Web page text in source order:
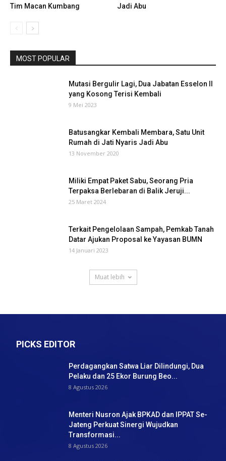
Tim Macan Kumbang
Jadi Abu
MOST POPULAR
Mutasi Bergulir Lagi, Dua Jabatan Esselon II
yang Kosong Terisi Kembali
9 Mei 2023
Batusangkar Kembali Membara, Satu Unit
Rumah di Jati Nyaris Jadi Abu
13 November 2020
Miliki Empat Paket Sabu, Seorang Pria
Terpaksa Berlebaran di Balik Jeruji...
25 Maret 2024
Terkait Pengelolaan Sampah, Pemkab Tanah
Datar Ajukan Proposal ke Yayasan BUMN
14 Januari 2023
Muat lebih
PICKS EDITOR
Perdagangkan Satwa Liar Dilindungi, Dua
Pelaku dan 25 Ekor Burung Beo...
8 Agustus 2026
Menteri Nusron Ajak BPKAD dan IPPAT Se-
Jateng Perkuat Sinergi Wujudkan
Transformasi...
8 Agustus 2026